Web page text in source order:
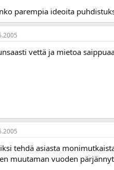
parempia ideoita
vettä ja mietoa
tehdä asiasta
muutaman vuoden